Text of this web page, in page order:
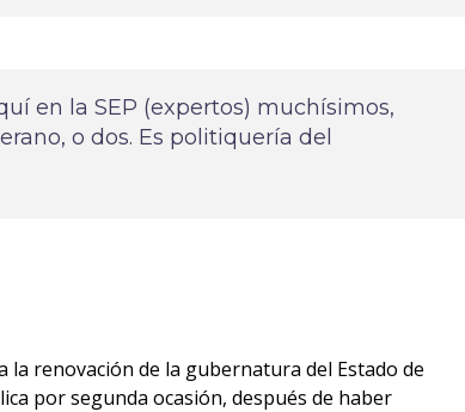
en la SEP (expertos) muchísimos,
o dos. Es politiquería del
la renovación de la gubernatura del Estado de
por segunda ocasión, después de haber